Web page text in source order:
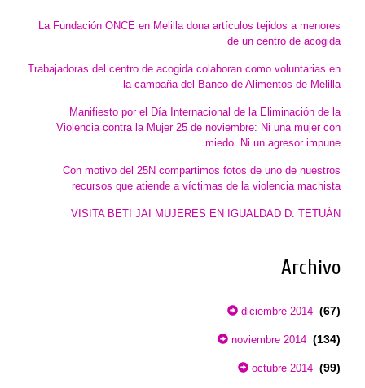
La Fundación ONCE en Melilla dona artículos tejidos a menores
de un centro de acogida
Trabajadoras del centro de acogida colaboran como voluntarias en
la campaña del Banco de Alimentos de Melilla
Manifiesto por el Día Internacional de la Eliminación de la
Violencia contra la Mujer 25 de noviembre: Ni una mujer con
miedo. Ni un agresor impune
Con motivo del 25N compartimos fotos de uno de nuestros
recursos que atiende a víctimas de la violencia machista
VISITA BETI JAI MUJERES EN IGUALDAD D. TETUÁN
Archivo
diciembre 2014 (67)
noviembre 2014 (134)
octubre 2014 (99)